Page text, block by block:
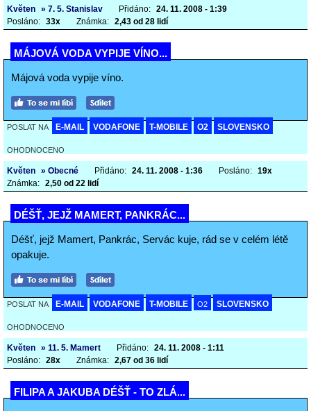
Květen » 7. 5. Stanislav Přidáno: 24. 11. 2008 - 1:39
Posláno: 33x Známka: 2,43 od 28 lidí
MÁJOVÁ VODA VYPIJE VÍNO...
Májová voda vypije víno.
POSLAT NA E-MAIL VODAFONE T-MOBILE O2 SLOVENSKO
OHODNOCENO
Květen » Obecné Přidáno: 24. 11. 2008 - 1:36 Posláno: 19x
Známka: 2,50 od 22 lidí
DÉŠŤ, JEJŽ MAMERT, PANKRÁC...
Déšť, jejž Mamert, Pankrác, Servác kuje, rád se v celém létě
opakuje.
POSLAT NA E-MAIL VODAFONE T-MOBILE O2 SLOVENSKO
OHODNOCENO
Květen » 11. 5. Mamert Přidáno: 24. 11. 2008 - 1:11
Posláno: 28x Známka: 2,67 od 36 lidí
FILIPA A JAKUBA DÉŠŤ - TO ZLÁ...